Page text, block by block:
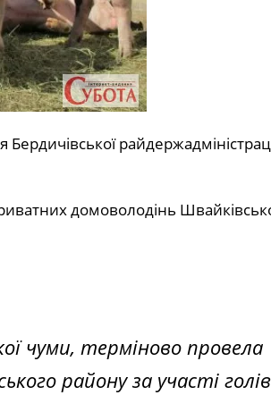
домоволодінь
чуми, терміново провела
району за участі голів